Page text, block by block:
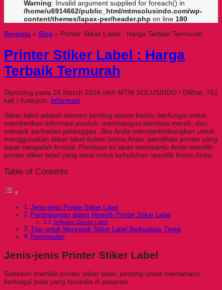
Warning: Invalid argument supplied for foreach() in
/home/u6914662/public_html/mtmsolusindo.com/wp-
content/themes/lapax-per/header.php on line 180
Beranda » Blog » Printer Stiker Label : Harga Terbaik Termurah
Printer Stiker Label : Harga
Terbaik Termurah
Diposting pada 26 March 2024 oleh MTM SOLUSINDO / Dilihat: 761
kali / Kategori: Informasi
Stiker label adalah elemen penting dalam bisnis, berfungsi untuk
memberikan informasi produk, membangun identitas merek, dan
menarik perhatian pelanggan. Jika Anda mempertimbangkan untuk
menggunakan stiker label dalam bisnis Anda, pemilihan printer yang
tepat sangatlah krusial. Panduan ini akan membantu Anda memilih
printer stiker label yang ideal untuk kebutuhan spesifik bisnis Anda.
Table of Contents
Jenis-jenis Printer Stiker Label
Pertimbangan dalam Memilih Printer Stiker Label
Software Desain Label
Tips untuk Mencetak Stiker Label Berkualitas Tinggi
Kesimpulan
Jenis-jenis Printer Stiker Label
Sebelum memilih printer stiker label, penting untuk memahami
berbagai jenis yang tersedia di pasaran: